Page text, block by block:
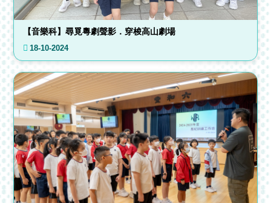
【音樂科】尋覓粵劇聲影．穿梭高山劇場
18-10-2024